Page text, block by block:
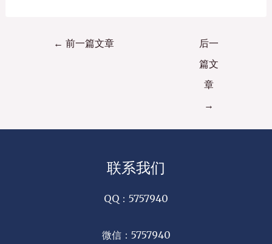
← 前一篇文章
后一
篇文
章
→
联系我们
QQ：5757940
微信：5757940